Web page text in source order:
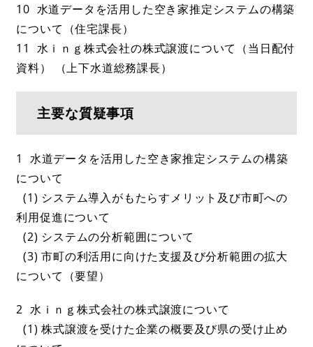
10 水道データを活用した空き家推定システムの構築
について（住宅課長）
11 水ｉｎｇ株式会社の株式譲渡について（当日配付
資料） （上下水道総務課長）
主要な質疑事項
1 水道データを活用した空き家推定システムの構築
について
(1) システム導入がもたらすメリット及び市町への
利用促進について
(2) システムの分析範囲について
(3) 市町の利活用に向けた支援及び分析範囲の拡大
について（要望）
2 水ｉｎｇ株式会社の株式譲渡について
(1) 株式譲渡を受けた企業の概要及び県の受け止め